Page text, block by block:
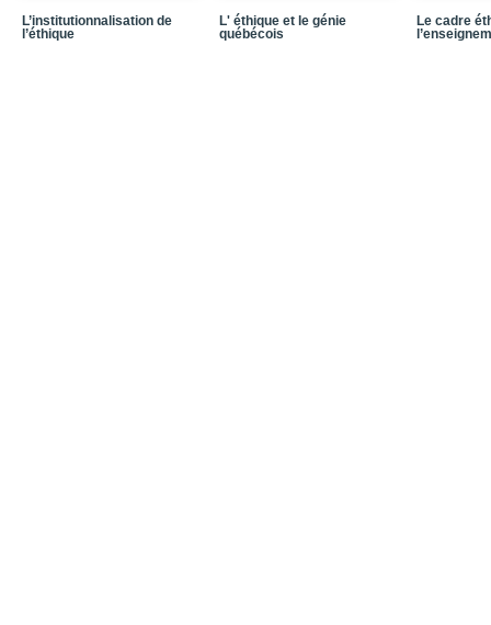
Conclusion de la
L’institutionnalisation de
l’éthique
L' éthique et le génie
québécois
Le cadre